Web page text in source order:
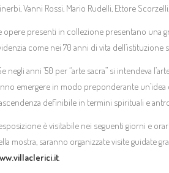
Vanni Rossi, Mario Rudelli, Ettore
opere presenti in collezione presentano una
come nei 70 anni di vita dell’istituzione
negli anni ’50 per “arte sacra” si intendeva
emergere in modo preponderante
definibile in termini spirituali e
è visitabile nei seguenti giorni e
mostra, saranno organizzate visite guidate
.